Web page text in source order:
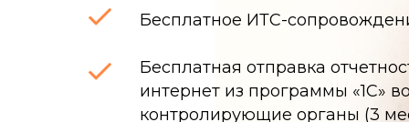
Бесплатное ИТС-
Бесплатная отправка
интернет из программы «1С»
контролирующие органы (3